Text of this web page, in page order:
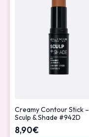
Creamy Contour Stick –
Sculp & Shade #942D
8,90€